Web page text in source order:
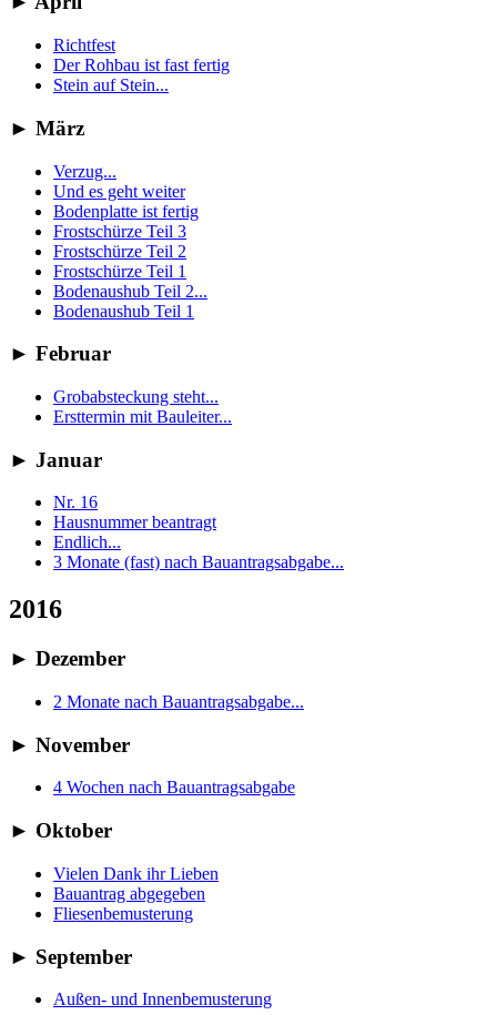
Richtfest
Der Rohbau ist fast fertig
Stein auf Stein...
► März
Verzug...
Und es geht weiter
Bodenplatte ist fertig
Frostschürze Teil 3
Frostschürze Teil 2
Frostschürze Teil 1
Bodenaushub Teil 2...
Bodenaushub Teil 1
► Februar
Grobabsteckung steht...
Ersttermin mit Bauleiter...
► Januar
Nr. 16
Hausnummer beantragt
Endlich...
3 Monate (fast) nach Bauantragsabgabe...
2016
► Dezember
2 Monate nach Bauantragsabgabe...
► November
4 Wochen nach Bauantragsabgabe
► Oktober
Vielen Dank ihr Lieben
Bauantrag abgegeben
Fliesenbemusterung
► September
Außen- und Innenbemusterung